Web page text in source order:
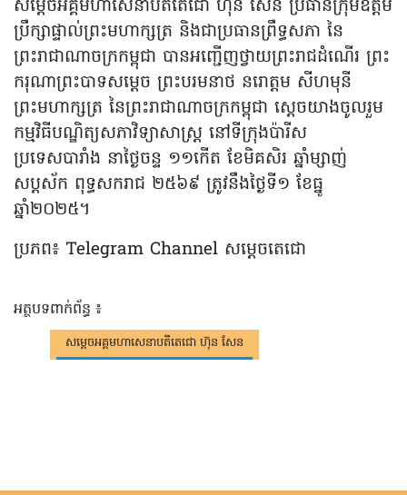
សម្ដេចអគ្គមហាសេនាបតីតេជោ ហ៊ុន សែន ប្រធានក្រុមឧត្តម
ប្រឹក្សាផ្ទាល់ព្រះមហាក្សត្រ និងជាប្រធានព្រឹទ្ធសភា នៃ
ព្រះរាជាណាចក្រកម្ពុជា បានអញ្ជើញថ្វាយព្រះរាជដំណើរ ព្រះ
ករុណាព្រះបាទសម្ដេច ព្រះបរមនាថ នរោត្តម សីហមុនី
ព្រះមហាក្សត្រ នៃព្រះរាជាណាចក្រកម្ពុជា ស្ដេចយាងចូលរួម
កម្មវិធីបណ្ឌិត្យសភាវិទ្យាសាស្រ្ត នៅទីក្រុងប៉ារីស
ប្រទេសបារាំង នាថ្ងៃចន្ទ ១១កើត ខែមិគសិរ ឆ្នាំម្សាញ់
សប្តស័ក ពុទ្ធសករាជ ២៥៦៩ ត្រូវនឹងថ្ងៃទី១ ខែធ្នូ
ឆ្នាំ២០២៥។​
ប្រភព៖ Telegram Channel សម្តេចតេជោ
អត្ថបទពាក់ព័ន្ធ ៖
សម្តេចអគ្គមហាសេនាបតីតេជោ ហ៊ុន សែន